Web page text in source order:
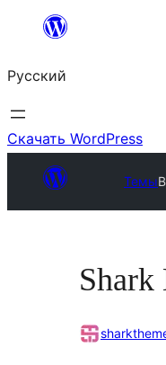
Перейти
содержимому
Русский
Скачать WordPress
Темы
Shark